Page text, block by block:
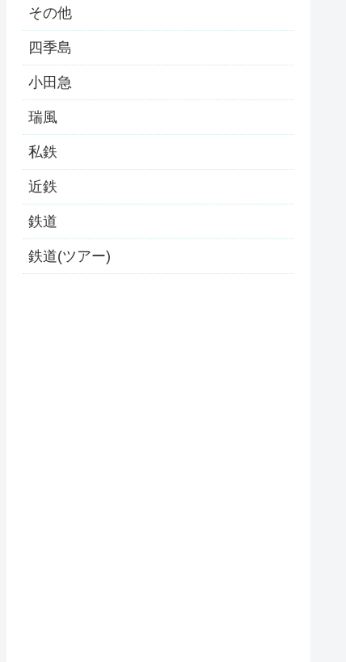
その他
四季島
小田急
瑞風
私鉄
近鉄
鉄道
鉄道(ツアー)